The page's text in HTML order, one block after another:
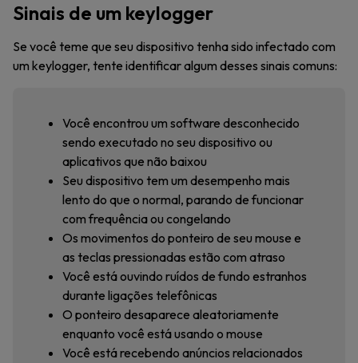
Sinais de um keylogger
Se você teme que seu dispositivo tenha sido infectado com
um keylogger, tente identificar algum desses sinais comuns:
Você encontrou um software desconhecido
sendo executado no seu dispositivo ou
aplicativos que não baixou
Seu dispositivo tem um desempenho mais
lento do que o normal, parando de funcionar
com frequência ou congelando
Os movimentos do ponteiro de seu mouse e
as teclas pressionadas estão com atraso
Você está ouvindo ruídos de fundo estranhos
durante ligações telefônicas
O ponteiro desaparece aleatoriamente
enquanto você está usando o mouse
Você está recebendo anúncios relacionados